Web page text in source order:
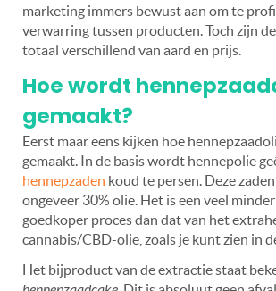
marketing immers bewust aan om te
verwarring tussen producten. Toch zijn
totaal verschillend van aard en prijs.
Hoe wordt
gemaakt?
Eerst maar eens kijken hoe
gemaakt. In de basis wordt hennepolie
hennepzaden koud te persen. Deze
ongeveer 30% olie. Het is een veel
goedkoper proces dan dat van het
cannabis/CBD-olie, zoals je kunt zien in
Het bijproduct van de extractie staat